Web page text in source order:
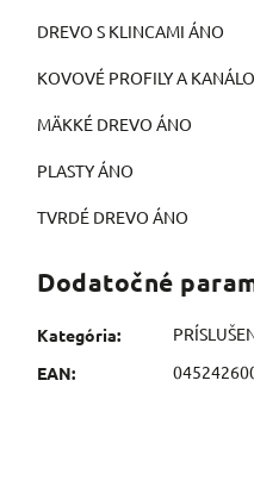
DREVO S KLINCAMI ÁNO
KOVOVÉ PROFILY A
MÄKKÉ DREVO ÁNO
PLASTY ÁNO
TVRDÉ DREVO ÁNO
Dodatočné
Kategória:
EAN: